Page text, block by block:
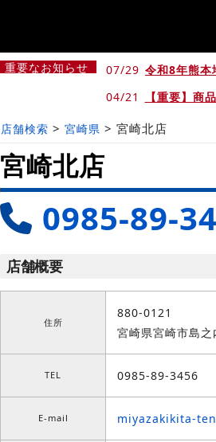
重要なお知らせ 07/29 令和8年熊本
04/21
【重要】商
店舗検索 > 宮崎県 > 宮崎北店
宮崎北店
0985-89-
店舗概要
住所
880-0121
宮崎県宮崎市島
TEL 0985-89-3456
E-mail miyazakikita-